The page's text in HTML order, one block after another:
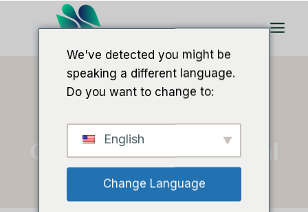
Crm Voor Durfkapitaal
We've detected you might be
speaking a different language.
Do you want to change to:
English
Change Language